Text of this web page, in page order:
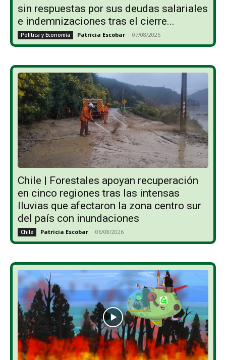
sin respuestas por sus deudas salariales
e indemnizaciones tras el cierre...
Política y Economía Patricia Escobar - 07/08/2026
Chile | Forestales apoyan recuperación
en cinco regiones tras las intensas
lluvias que afectaron la zona centro sur
del país con inundaciones
Chile Patricia Escobar - 06/08/2026